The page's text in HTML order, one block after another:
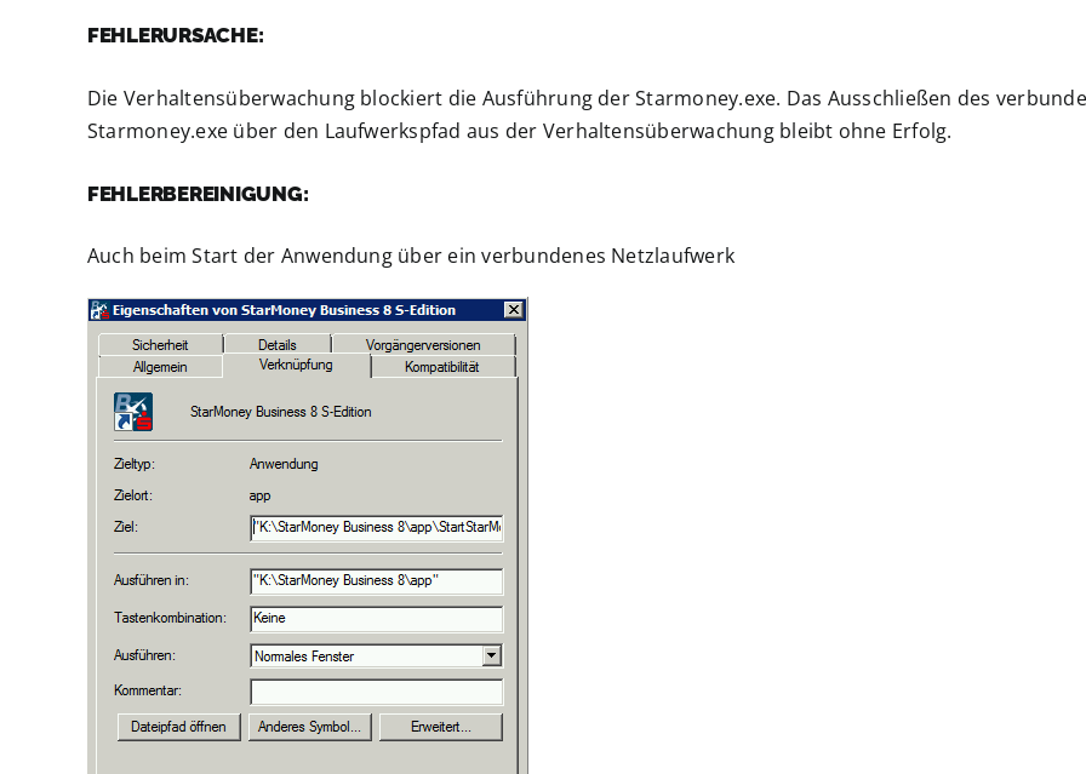
FEHLERURSACHE:
Die Verhaltensüberwachung blockiert die Ausführung der Starmoney.exe. Das Ausschließen des
Starmoney.exe über den Laufwerkspfad aus der Verhaltensüberwachung bleibt ohne Erfolg.
FEHLERBEREINIGUNG:
Auch beim Start der Anwendung über ein verbundenes Netzlaufwerk